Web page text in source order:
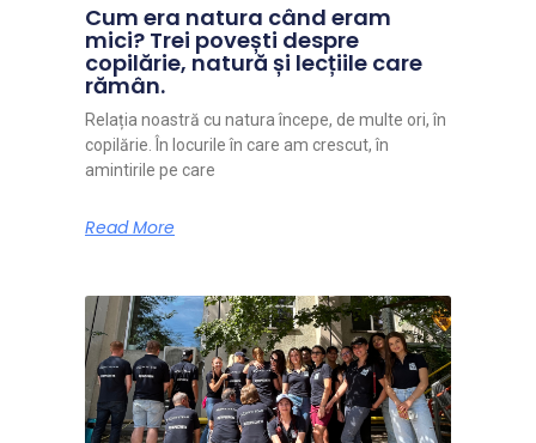
Cum era natura când eram
mici? Trei povești despre
copilărie, natură și lecțiile care
rămân.
Relația noastră cu natura începe, de multe ori, în
copilărie. În locurile în care am crescut, în
amintirile pe care
Read More